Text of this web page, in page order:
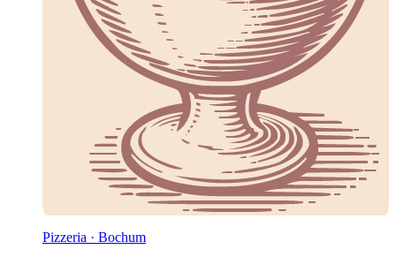
Pizzeria · Bochum